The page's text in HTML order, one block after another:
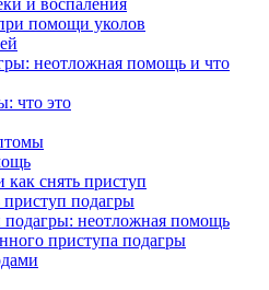
помощи уколов
неотложная помощь и что
что это
как снять приступ
подагры
неотложная помощь
приступа подагры